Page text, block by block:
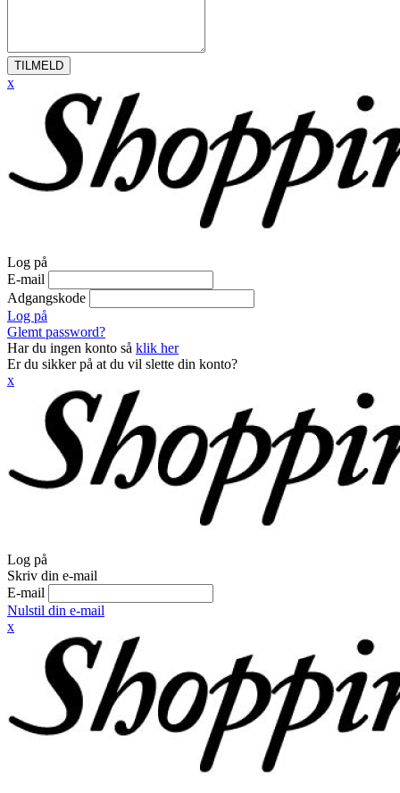
TILMELD
x
Log på
E-mail
Adgangskode
Log på
Glemt password?
Har du ingen konto så klik her
Er du sikker på at du vil slette din konto?
x
Log på
Skriv din e-mail
E-mail
Nulstil din e-mail
x